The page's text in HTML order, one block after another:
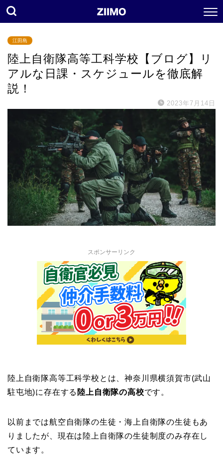
江田島
陸上自衛隊高等工科学校【ブログ】リ
アルな日課・スケジュールを徹底解
説！
2023年7月14日
スポンサーリンク
陸上自衛隊高等工科学校とは、神奈川県横須賀市(武山
駐屯地)に存在する 陸上自衛隊の高校です。
以前までは航空自衛隊の生徒・海上自衛隊の生徒もあ
りましたが、現在は陸上自衛隊の生徒制度のみ存在し
ています。